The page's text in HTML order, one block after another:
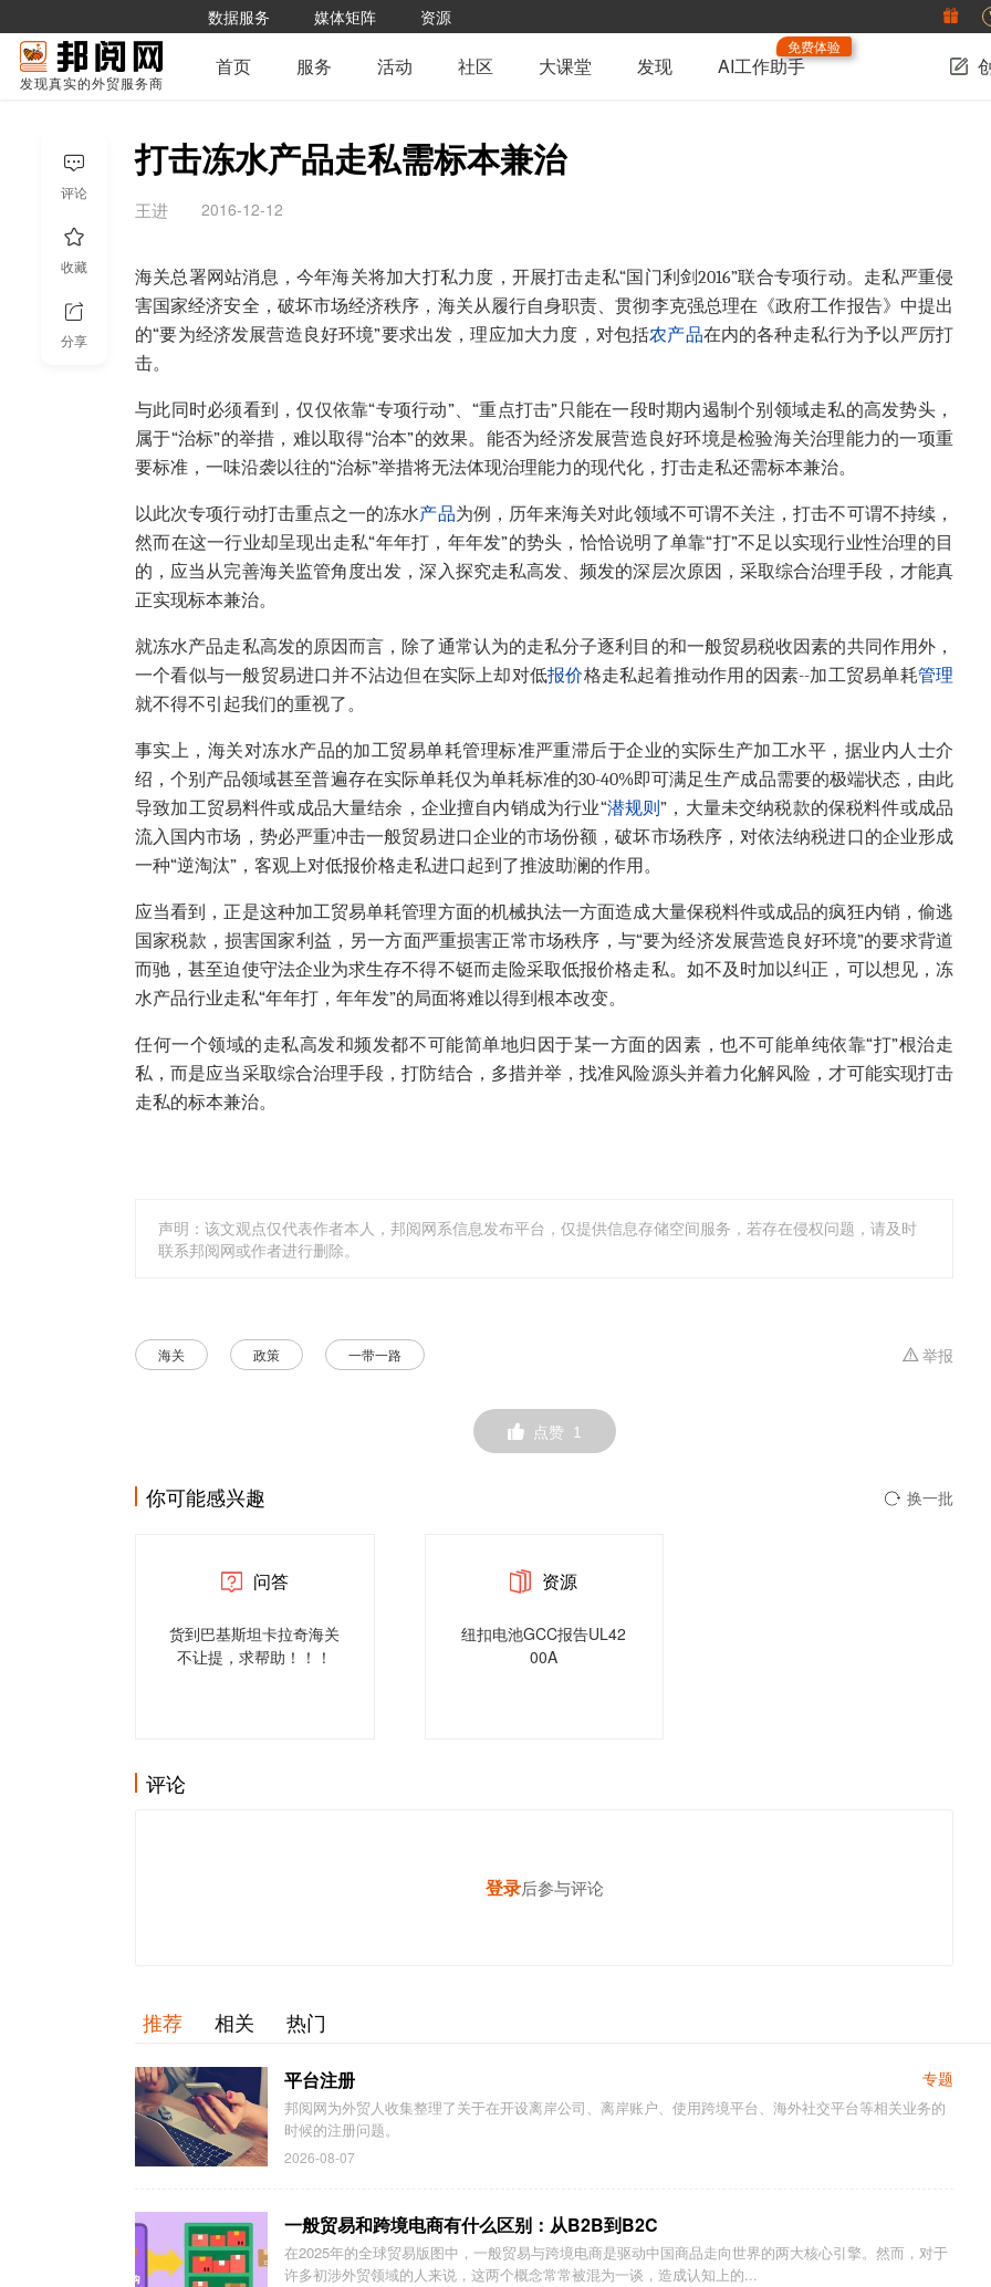
数据服务 媒体矩阵 资源
发现真实的外贸服务商
首页 服务 活动 社区 大课堂 发现 AI工作助手
免费体验
打击冻水产品走私需标本兼治
王进 2016-12-12
海关总署网站消息，今年海关将加大打私力度，开展打击走私“国门利剑2016”联合专项行动。走私严重侵
害国家经济安全，破坏市场经济秩序，海关从履行自身职责、贯彻李克强总理在《政府工作报告》中提出
的“要为经济发展营造良好环境”要求出发，理应加大力度，对包括农产品在内的各种走私行为予以严厉打
击。
与此同时必须看到，仅仅依靠“专项行动”、“重点打击”只能在一段时期内遏制个别领域走私的高发势头，
属于“治标”的举措，难以取得“治本”的效果。能否为经济发展营造良好环境是检验海关治理能力的一项重
要标准，一味沿袭以往的“治标”举措将无法体现治理能力的现代化，打击走私还需标本兼治。
以此次专项行动打击重点之一的冻水产品为例，历年来海关对此领域不可谓不关注，打击不可谓不持续，
然而在这一行业却呈现出走私“年年打，年年发”的势头，恰恰说明了单靠“打”不足以实现行业性治理的目
的，应当从完善海关监管角度出发，深入探究走私高发、频发的深层次原因，采取综合治理手段，才能真
正实现标本兼治。
就冻水产品走私高发的原因而言，除了通常认为的走私分子逐利目的和一般贸易税收因素的共同作用外，
一个看似与一般贸易进口并不沾边但在实际上却对低报价格走私起着推动作用的因素--加工贸易单耗管理
就不得不引起我们的重视了。
事实上，海关对冻水产品的加工贸易单耗管理标准严重滞后于企业的实际生产加工水平，据业内人士介
绍，个别产品领域甚至普遍存在实际单耗仅为单耗标准的30-40%即可满足生产成品需要的极端状态，由此
导致加工贸易料件或成品大量结余，企业擅自内销成为行业“潜规则”，大量未交纳税款的保税料件或成品
流入国内市场，势必严重冲击一般贸易进口企业的市场份额，破坏市场秩序，对依法纳税进口的企业形成
一种“逆淘汰”，客观上对低报价格走私进口起到了推波助澜的作用。
应当看到，正是这种加工贸易单耗管理方面的机械执法一方面造成大量保税料件或成品的疯狂内销，偷逃
国家税款，损害国家利益，另一方面严重损害正常市场秩序，与“要为经济发展营造良好环境”的要求背道
而驰，甚至迫使守法企业为求生存不得不铤而走险采取低报价格走私。如不及时加以纠正，可以想见，冻
水产品行业走私“年年打，年年发”的局面将难以得到根本改变。
任何一个领域的走私高发和频发都不可能简单地归因于某一方面的因素，也不可能单纯依靠“打”根治走
私，而是应当采取综合治理手段，打防结合，多措并举，找准风险源头并着力化解风险，才可能实现打击
走私的标本兼治。
声明：该文观点仅代表作者本人，邦阅网系信息发布平台，仅提供信息存储空间服务，若存在侵权问题，请及时
联系邦阅网或作者进行删除。
海关 政策 一带一路 举报
点赞 1
评论
收藏
分享
你可能感兴趣 换一批
问答
货到巴基斯坦卡拉奇海关
不让提，求帮助！！！
资源
纽扣电池GCC报告UL42
00A
评论
登录后参与评论
发表你的高见
推荐 相关 热门
专题
平台注册
邦阅网为外贸人收集整理了关于在开设离岸公司、离岸账户、使用跨境平台、海外社交平台等相关业务的
时候的注册问题。
2026-08-07
一般贸易和跨境电商有什么区别：从B2B到B2C
在2025年的全球贸易版图中，一般贸易与跨境电商是驱动中国商品走向世界的两大核心引擎。然而，对于
许多初涉外贸领域的人来说，这两个概念常常被混为一谈，造成认知上的...